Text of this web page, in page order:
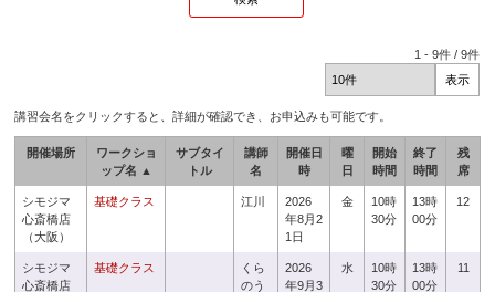
1 -9件 /9件
講習会名をクリックすると、詳細が確認でき、お申込みも可能です。
開催場所
ワークショ
ップ名 ▲
サブタイ
トル
講師
名
開催日
時
曜
日
開始
時間
終了
時間
残
席
シモジマ
心斎橋店
（大阪）
基礎クラス 江川
2026
年8月2
1日
金
10時
30分
13時
00分
12
シモジマ
心斎橋店
基礎クラス
くら
のう
2026
年9月3
水
10時
30分
13時
00分
11